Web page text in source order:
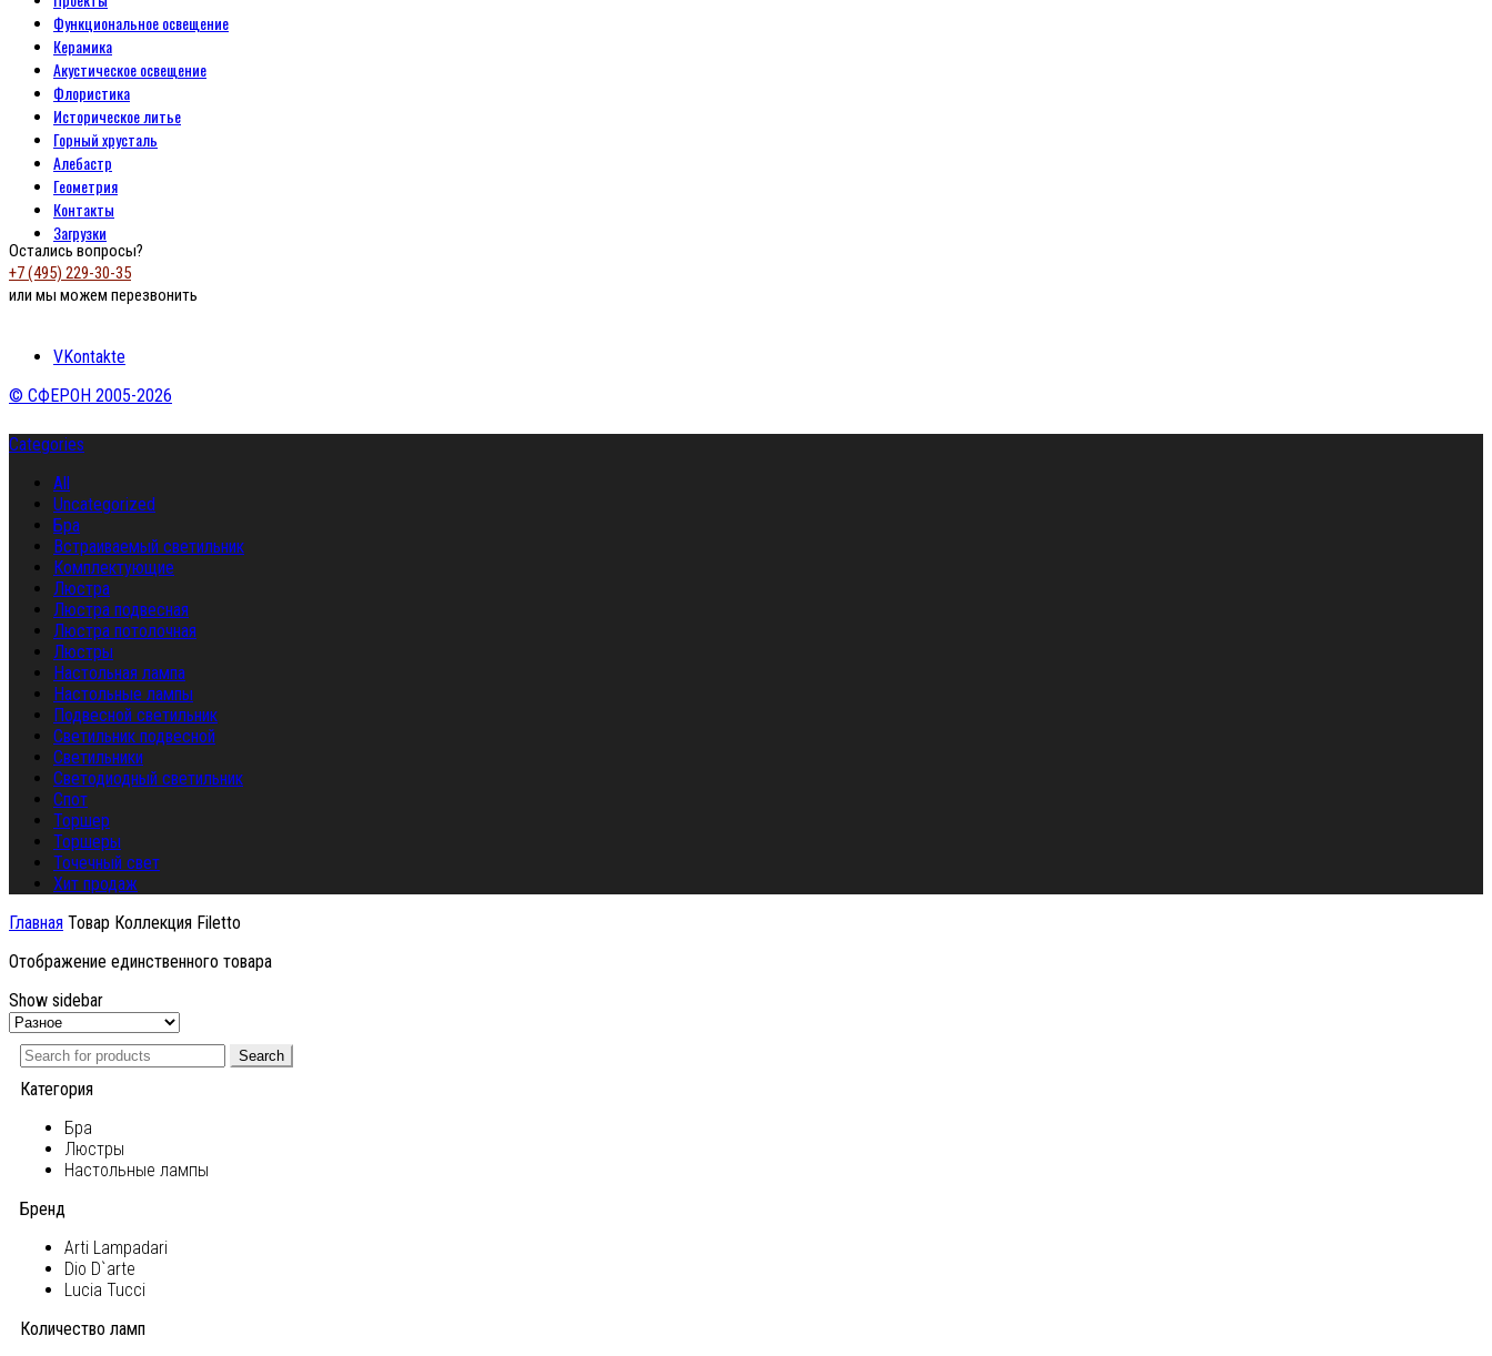
Функциональное освещение
Керамика
Акустическое освещение
Флористика
Историческое литье
Горный хрусталь
Алебастр
Геометрия
Контакты
Загрузки
Остались вопросы?
+7 (495) 229-30-35
или мы можем перезвонить
VKontakte
© СФЕРОН 2005-2026
Categories
All
Uncategorized
Бра
Встраиваемый светильник
Комплектующие
Люстра
Люстра подвесная
Люстра потолочная
Люстры
Настольная лампа
Настольные лампы
Подвесной светильник
Светильник подвесной
Светильники
Светодиодный светильник
Спот
Торшер
Торшеры
Точечный свет
Хит продаж
Главная Товар Коллекция Filetto
Отображение единственного товара
Show sidebar
Search
Категория
Бра
Люстры
Настольные лампы
Бренд
Arti Lampadari
Dio D`arte
Lucia Tucci
Количество ламп